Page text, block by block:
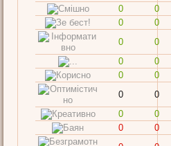
0
0
0
0
0
0
0
0
0
0
0
0
0
0
0
0